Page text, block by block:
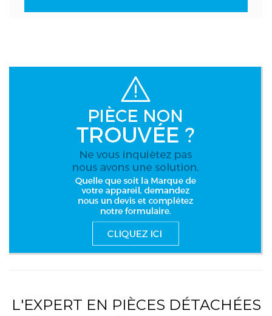
L'EXPERT EN PIÈCES DÉTACHÉES